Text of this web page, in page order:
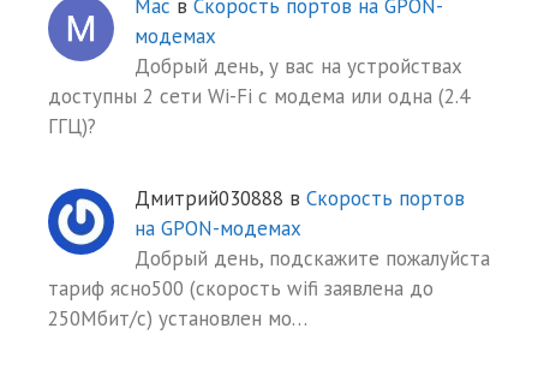
Mac в Скорость портов на GPON-
модемах
Добрый день, у вас на устройствах
доступны 2 сети Wi-Fi с модема или одна (2.4
ГГЦ)?
Дмитрий030888 в Скорость портов
на GPON-модемах
Добрый день, подскажите пожалуйста
тариф ясно500 (скорость wifi заявлена до
250Мбит/с) установлен мо…